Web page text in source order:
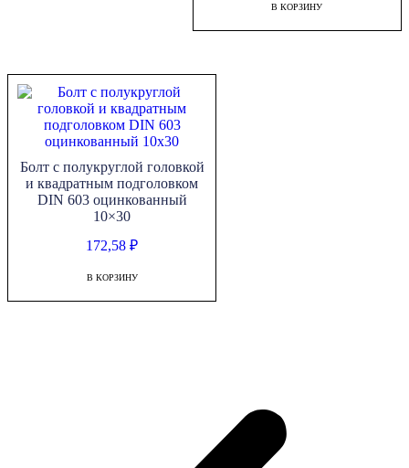
В КОРЗИНУ
Болт с полукруглой головкой
и квадратным подголовком
DIN 603 оцинкованный
10×30
172,58₽
В КОРЗИНУ